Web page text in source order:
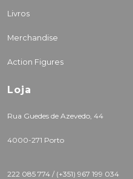
Livros
Merchandise
Action Figures
Loja
Rua Guedes de Azevedo, 44
4000-271 Porto
222 085 774 / (+351) 967 199 034